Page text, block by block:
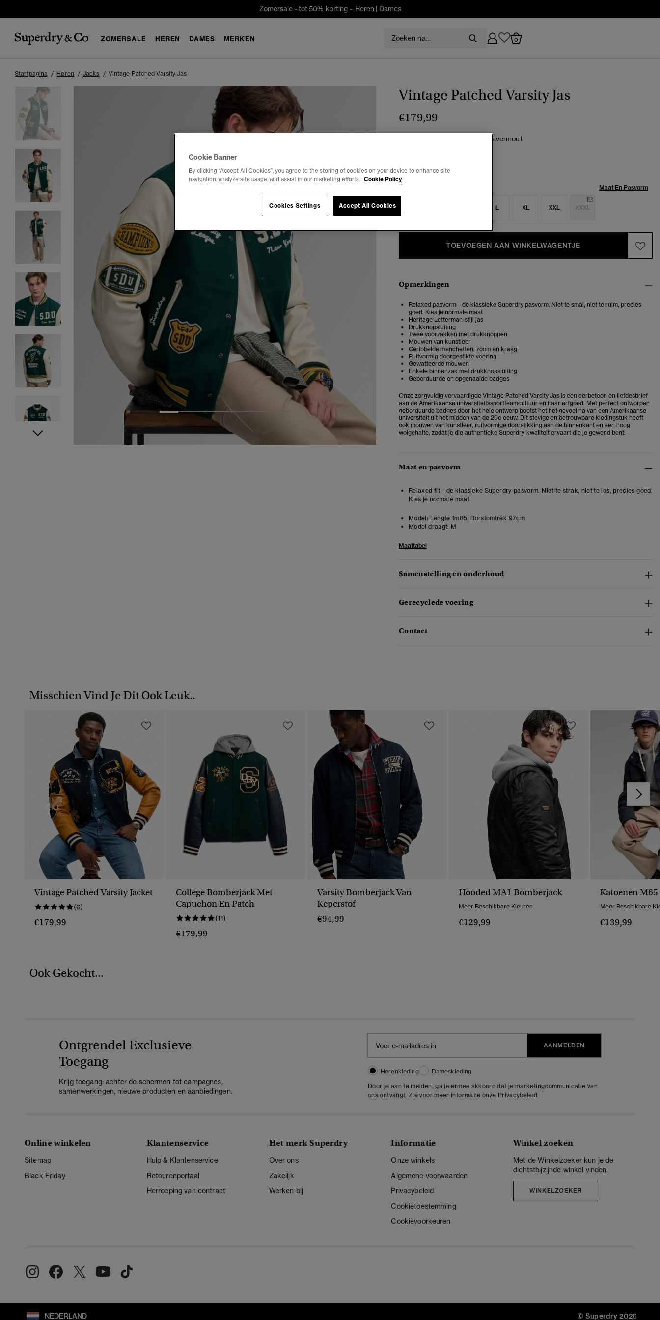
Zomersale - tot 50% korting - Heren | Dames
ZOMERSALE HEREN DAMES MERKEN 0
Startpagina Heren Jacks Vintage Patched Varsity Jas
3 4
Vintage Patched Varsity Jas
€179,99
Donker dennegroen/Havermout
Maat En Pasvorm
L XL XXL XXXL
TOEVOEGEN AAN WINKELWAGENTJE
Opmerkingen
Relaxed pasvorm – de klassieke Superdry pasvorm. Niet te smal, niet te ruim, precies
goed. Kies je normale maat
Heritage Letterman-stijl jas
Drukknopsluiting
Twee voorzakken met drukknoppen
Mouwen van kunstleer
Geribbelde manchetten, zoom en kraag
Ruitvormig doorgestikte voering
Gewatteerde mouwen
Enkele binnenzak met drukknopsluiting
Geborduurde en opgenaaide badges
Onze zorgvuldig vervaardigde Vintage Patched Varsity Jas is een eerbetoon en liefdesbrief
aan de Amerikaanse universiteitssportteamcultuur en haar erfgoed. Met perfect ontworpen
geborduurde badges door het hele ontwerp bootst het het gevoel na van een Amerikaanse
universiteit uit het midden van de 20e eeuw. Dit stevige en betrouwbare kledingstuk heeft
ook mouwen van kunstleer, ruitvormige doorstikking aan de binnenkant en een hoog
wolgehalte, zodat je die authentieke Superdry-kwaliteit ervaart die je gewend bent.
Maat en pasvorm
Relaxed fit – de klassieke Superdry-pasvorm. Niet te strak, niet te los, precies goed.
Kies je normale maat.
Model: Lengte 1m85. Borstomtrek 97cm
Model draagt: M
Maattabel
Samenstelling en onderhoud
Gerecyclede voering
Contact
Misschien Vind Je Dit Ook Leuk..
Vintage Patched Varsity Jacket
(6)
€179,99
College Bomberjack Met
Capuchon En Patch
(11)
€179,99
Varsity Bomberjack Van
Keperstof
€94,99
Hooded MA1 Bomberjack
Meer Beschikbare Kleuren
€129,99
Katoenen M65
Meer Beschikbare
€139,99
Ook Gekocht...
Ontgrendel Exclusieve
Toegang
Krijg toegang: achter de schermen tot campagnes,
samenwerkingen, nieuwe producten en aanbiedingen.
AANMELDEN
Herenkleding
Dameskleding
Door je aan te melden, ga je ermee akkoord dat je marketingcommunicatie van
ons ontvangt. Zie voor meer informatie onze Privacybeleid
Online winkelen
Sitemap
Black Friday
Klantenservice
Hulp & Klantenservice
Retourenportaal
Herroeping van contract
Het merk Superdry
Over ons
Zakelijk
Werken bij
Informatie
Onze winkels
Algemene voorwaarden
Privacybeleid
Cookietoestemming
Cookievoorkeuren
Winkel zoeken
Met de Winkelzoeker kun je de
dichtstbijzijnde winkel vinden.
WINKELZOEKER
NEDERLAND © Superdry 2026
Cookie Banner
By clicking “Accept All Cookies”, you agree to the storing of cookies on your device to enhance site
navigation, analyze site usage, and assist in our marketing efforts. Cookie Policy
Cookies Settings Accept All Cookies